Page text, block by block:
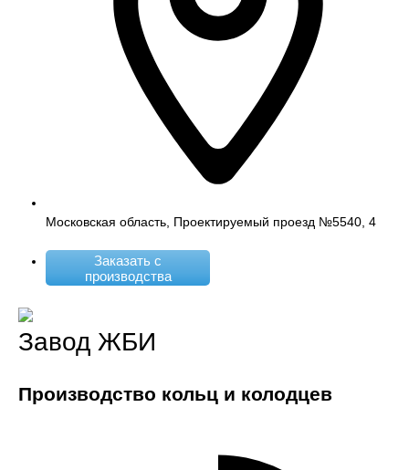
Московская область, Проектируемый проезд №5540, 4
Заказать с
производства
Завод ЖБИ
Производство кольц и колодцев